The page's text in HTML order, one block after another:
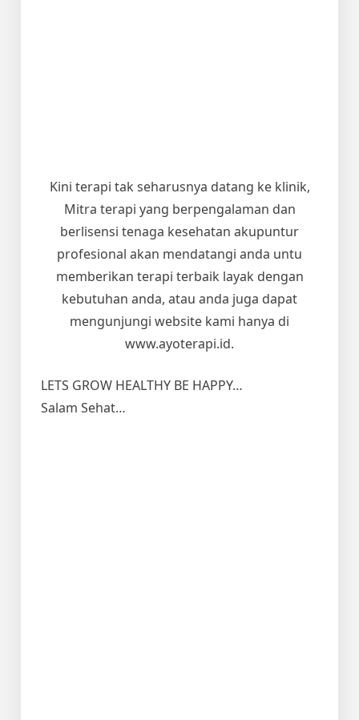
Kini terapi tak seharusnya datang ke klinik,
Mitra terapi yang berpengalaman dan
berlisensi tenaga kesehatan akupuntur
profesional akan mendatangi anda untu
memberikan terapi terbaik layak dengan
kebutuhan anda, atau anda juga dapat
mengunjungi website kami hanya di
www.ayoterapi.id.
LETS GROW HEALTHY BE HAPPY…
Salam Sehat…